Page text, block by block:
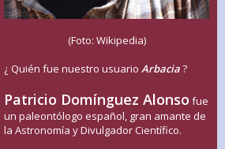
(Foto: Wikipedia)
¿ Quién fue nuestro usuario Arbacia?
Patricio Domínguez Alonso fue
un paleontólogo español, gran amante de
la Astronomía y Divulgador Científico.